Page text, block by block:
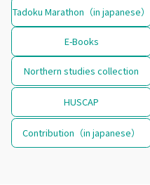
Tadoku Marathon（in japanese）
E-Books
Northern studies collection
HUSCAP
Contribution（in japanese）